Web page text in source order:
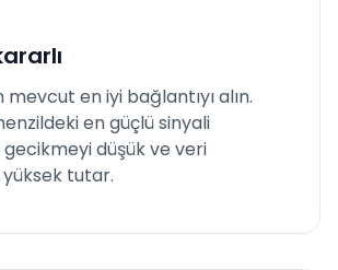
en iyi bağlantıyı alın.
en güçlü sinyali
düşük ve veri
yüksek tutar.